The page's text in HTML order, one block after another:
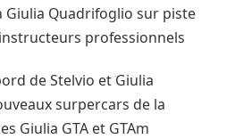
Giulia Quadrifoglio sur piste
professionnels
de Stelvio et Giulia
surpercars de la
Giulia GTA et GTAm